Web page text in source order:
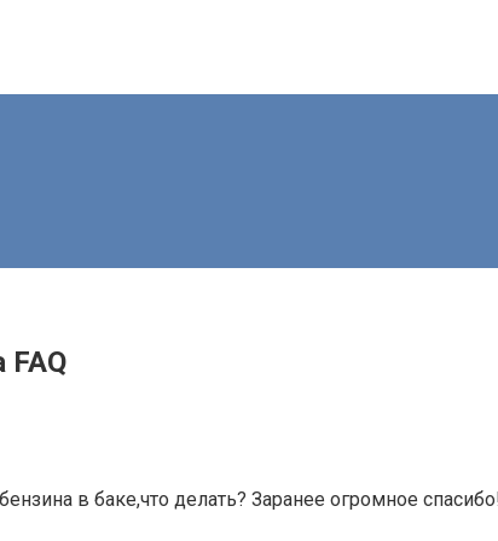
в баке,что делать? Заранее огромное